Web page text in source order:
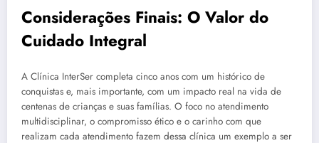
Considerações Finais: O Valor do
Cuidado Integral
A Clínica InterSer completa cinco anos com um histórico de
conquistas e, mais importante, com um impacto real na vida de
centenas de crianças e suas famílias. O foco no atendimento
multidisciplinar, o compromisso ético e o carinho com que
realizam cada atendimento fazem dessa clínica um exemplo a ser